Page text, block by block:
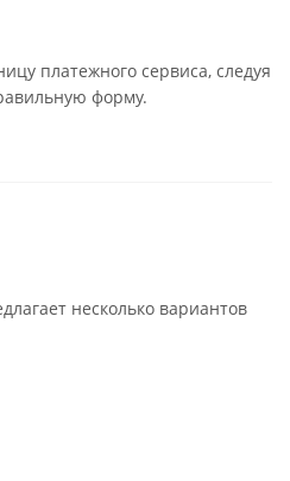
платежного сервиса, следуя
форму.
несколько вариантов